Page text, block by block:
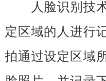
人脸识别技术
定区域的人进行
拍通过设定区域